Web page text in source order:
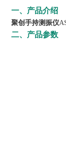
一、产品介绍
聚创手持测振仪
二、产品参数